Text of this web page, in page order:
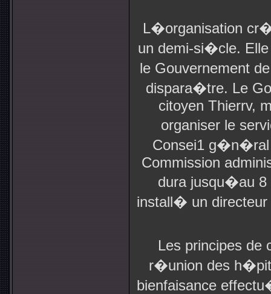
L�organisation
un demi-si�cle. Elle
le Gouvernement
dispara�tre. Le
citoyen Thierrv,
organiser le
Consei1 g�n�ral
Commission
dura jusqu�au
install� un directeur
Les principes de
r�union des
bienfaisance